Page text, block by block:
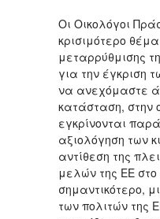
Οι Οικολόγοι
κρισιμότερο
μεταρρύθμισης
για την έγκριση
να ανεχόμαστε
κατάσταση, στην
εγκρίνονται
αξιολόγηση των
αντίθεση της
μελών της ΕΕ στο
σημαντικότερο,
των πολιτών της